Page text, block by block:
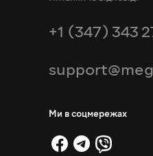
+1 (347) 343
Ми в соцмережах